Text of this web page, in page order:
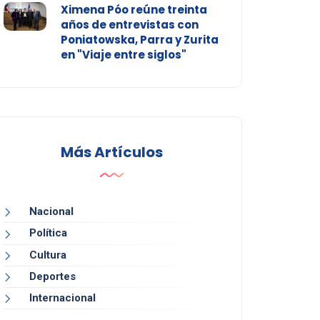
Ximena Póo reúne treinta
años de entrevistas con
Poniatowska, Parra y Zurita
en "Viaje entre siglos"
Más Artículos
Nacional
Política
Cultura
Deportes
Internacional